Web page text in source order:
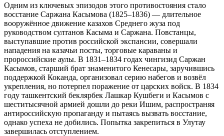
Одним из ключевых эпизодов этого противостояния стало
восстание Саржана Касымова (1825–1836) — длительное
вооружённое движение казахов Среднего жуза под
руководством султанов Касыма и Саржана. Повстанцы,
выступавшие против российской экспансии, совершали
нападения на казачьи посты, торговые караваны и
пророссийские аулы. В 1831–1834 годах чингизид Саржан
Касымов, старший брат знаменитого Кенесары, заручившись
поддержкой Коканда, организовал серию набегов и возвёл
укрепления, но потерпел поражение от царских войск. В 1834
году ташкентский беклярбек Лашкар Кушбеги и Касымов с
шеститысячной армией дошли до реки Ишим, распространяя
антироссийскую пропаганду и пытаясь вызвать восстание,
однако успеха не добились. Попытка закрепиться в Улутау
завершилась отступлением.